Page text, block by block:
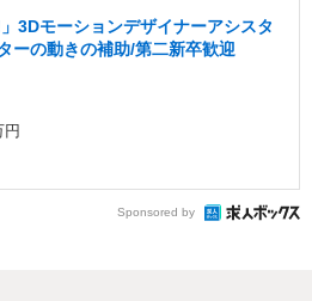
3Dモーションデザイナーアシスタ
ーの動きの補助/第二新卒歓迎
円
Sponsored by